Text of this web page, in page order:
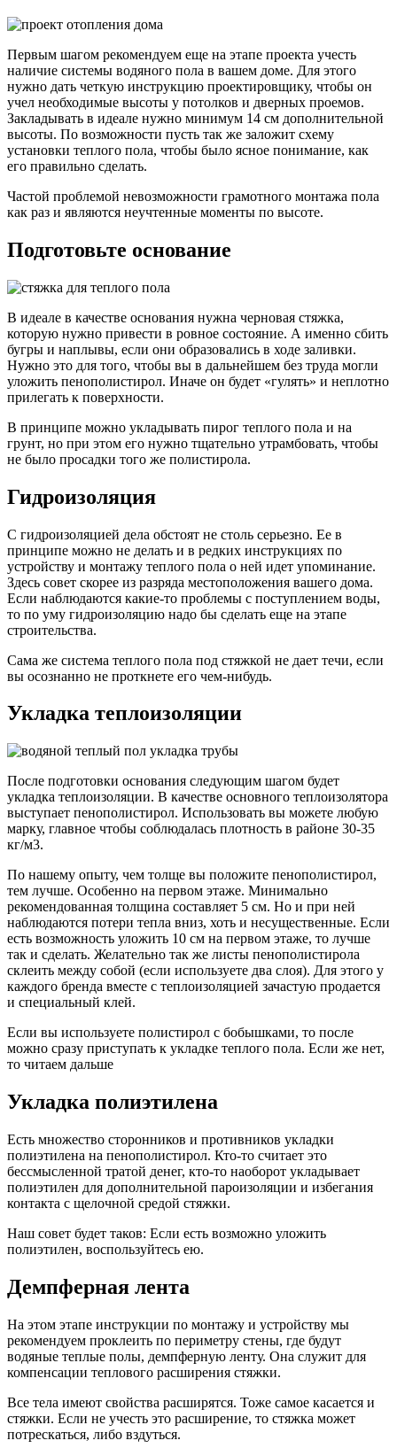
Первым шагом рекомендуем еще на этапе проекта учесть
наличие системы водяного пола в вашем доме. Для этого
нужно дать четкую инструкцию проектировщику, чтобы он
учел необходимые высоты у потолков и дверных проемов.
Закладывать в идеале нужно минимум 14 см дополнительной
высоты. По возможности пусть так же заложит схему
установки теплого пола, чтобы было ясное понимание, как
его правильно сделать.
Частой проблемой невозможности грамотного монтажа пола
как раз и являются неучтенные моменты по высоте.
Подготовьте основание
В идеале в качестве основания нужна черновая стяжка,
которую нужно привести в ровное состояние. А именно сбить
бугры и наплывы, если они образовались в ходе заливки.
Нужно это для того, чтобы вы в дальнейшем без труда могли
уложить пенополистирол. Иначе он будет «гулять» и неплотно
прилегать к поверхности.
В принципе можно укладывать пирог теплого пола и на
грунт, но при этом его нужно тщательно утрамбовать, чтобы
не было просадки того же полистирола.
Гидроизоляция
С гидроизоляцией дела обстоят не столь серьезно. Ее в
принципе можно не делать и в редких инструкциях по
устройству и монтажу теплого пола о ней идет упоминание.
Здесь совет скорее из разряда местоположения вашего дома.
Если наблюдаются какие-то проблемы с поступлением воды,
то по уму гидроизоляцию надо бы сделать еще на этапе
строительства.
Сама же система теплого пола под стяжкой не дает течи, если
вы осознанно не проткнете его чем-нибудь.
Укладка теплоизоляции
После подготовки основания следующим шагом будет
укладка теплоизоляции. В качестве основного теплоизолятора
выступает пенополистирол. Использовать вы можете любую
марку, главное чтобы соблюдалась плотность в районе 30-35
кг/м3.
По нашему опыту, чем толще вы положите пенополистирол,
тем лучше. Особенно на первом этаже. Минимально
рекомендованная толщина составляет 5 см. Но и при ней
наблюдаются потери тепла вниз, хоть и несущественные. Если
есть возможность уложить 10 см на первом этаже, то лучше
так и сделать. Желательно так же листы пенополистирола
склеить между собой (если используете два слоя). Для этого у
каждого бренда вместе с теплоизоляцией зачастую продается
и специальный клей.
Если вы используете полистирол с бобышками, то после
можно сразу приступать к укладке теплого пола. Если же нет,
то читаем дальше
Укладка полиэтилена
Есть множество сторонников и противников укладки
полиэтилена на пенополистирол. Кто-то считает это
бессмысленной тратой денег, кто-то наоборот укладывает
полиэтилен для дополнительной пароизоляции и избегания
контакта с щелочной средой стяжки.
Наш совет будет таков: Если есть возможно уложить
полиэтилен, воспользуйтесь ею.
Демпферная лента
На этом этапе инструкции по монтажу и устройству мы
рекомендуем проклеить по периметру стены, где будут
водяные теплые полы, демпферную ленту. Она служит для
компенсации теплового расширения стяжки.
Все тела имеют свойства расширятся. Тоже самое касается и
стяжки. Если не учесть это расширение, то стяжка может
потрескаться, либо вздуться.